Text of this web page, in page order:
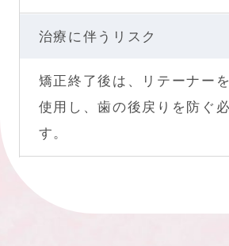
治療に伴うリスク
矯正終了後は、リテーナー
使用し、歯の後戻りを防ぐ
す。